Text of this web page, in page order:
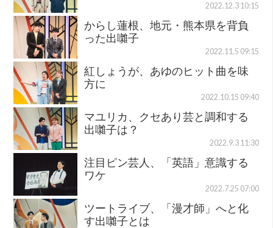
2022.12.3 10:15
からし蓮根、地元・熊本県を背負
った出囃子
2022.11.5 09:15
紅しょうが、あゆのヒット曲を味
方に
2022.10.15 09:40
マユリカ、クセあり芸と調和する
出囃子は？
2022.9.3 11:30
注目ピン芸人、「英語」意識する
ワケ
2022.7.25 07:00
ツートライブ、「漫才師」へと化
す出囃子とは